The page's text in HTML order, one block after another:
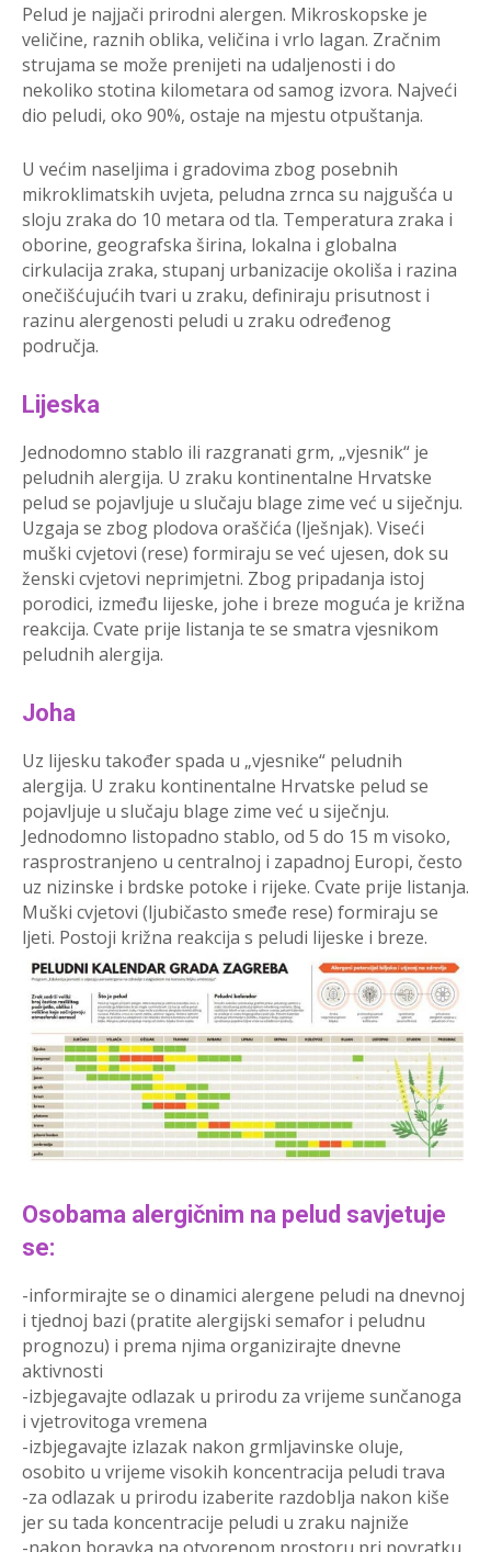
Pelud je najjači prirodni alergen. Mikroskopske je
veličine, raznih oblika, veličina i vrlo lagan. Zračnim
strujama se može prenijeti na udaljenosti i do
nekoliko stotina kilometara od samog izvora. Najveći
dio peludi, oko 90%, ostaje na mjestu otpuštanja.
U većim naseljima i gradovima zbog posebnih
mikroklimatskih uvjeta, peludna zrnca su najgušća u
sloju zraka do 10 metara od tla. Temperatura zraka i
oborine, geografska širina, lokalna i globalna
cirkulacija zraka, stupanj urbanizacije okoliša i razina
onečišćujućih tvari u zraku, definiraju prisutnost i
razinu alergenosti peludi u zraku određenog
područja.
Lijeska
Jednodomno stablo ili razgranati grm, „vjesnik“ je
peludnih alergija. U zraku kontinentalne Hrvatske
pelud se pojavljuje u slučaju blage zime već u siječnju.
Uzgaja se zbog plodova oraščića (lješnjak). Viseći
muški cvjetovi (rese) formiraju se već ujesen, dok su
ženski cvjetovi neprimjetni. Zbog pripadanja istoj
porodici, između lijeske, johe i breze moguća je križna
reakcija. Cvate prije listanja te se smatra vjesnikom
peludnih alergija.
Joha
Uz lijesku također spada u „vjesnike“ peludnih
alergija. U zraku kontinentalne Hrvatske pelud se
pojavljuje u slučaju blage zime već u siječnju.
Jednodomno listopadno stablo, od 5 do 15 m visoko,
rasprostranjeno u centralnoj i zapadnoj Europi, često
uz nizinske i brdske potoke i rijeke. Cvate prije listanja.
Muški cvjetovi (ljubičasto smeđe rese) formiraju se
ljeti. Postoji križna reakcija s peludi lijeske i breze.
Osobama alergičnim na pelud savjetuje
se:
-informirajte se o dinamici alergene peludi na dnevnoj
i tjednoj bazi (pratite alergijski semafor i peludnu
prognozu) i prema njima organizirajte dnevne
aktivnosti
-izbjegavajte odlazak u prirodu za vrijeme sunčanoga
i vjetrovitoga vremena
-izbjegavajte izlazak nakon grmljavinske oluje,
osobito u vrijeme visokih koncentracija peludi trava
-za odlazak u prirodu izaberite razdoblja nakon kiše
jer su tada koncentracije peludi u zraku najniže